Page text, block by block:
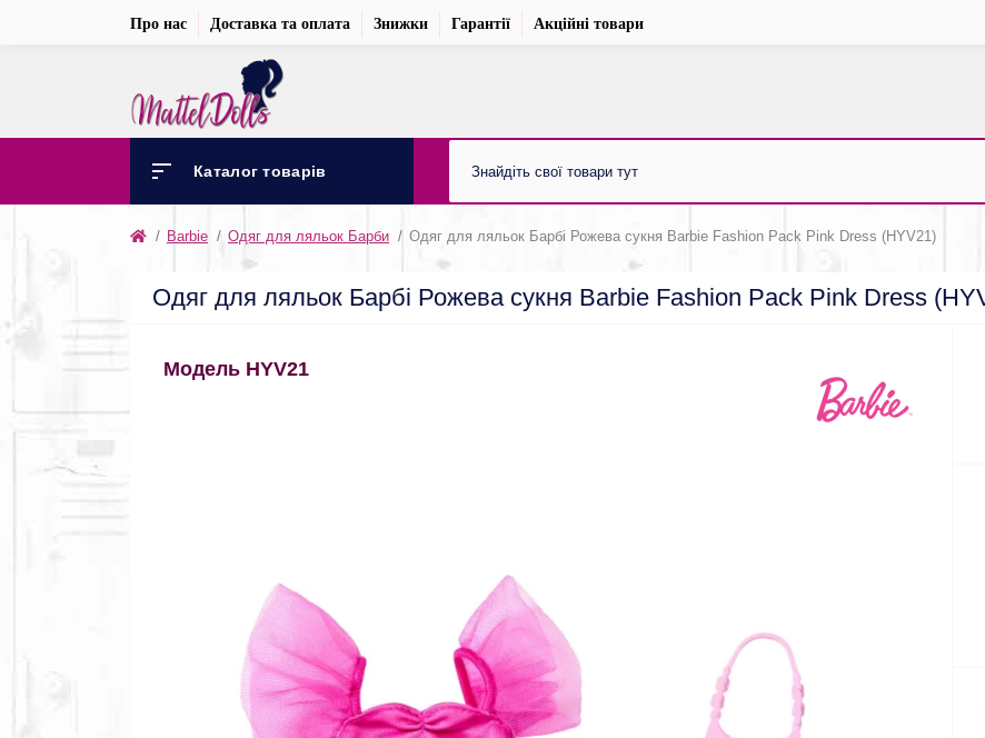
Про нас Доставка та оплата Знижки Гарантії Акційні товари
Каталог товарів
Barbie Одяг для ляльок Барби Одяг для ляльок Барбі Рожева сукня Barbie Fashion Pack Pink Dress (HYV21)
Одяг для ляльок Барбі Рожева сукня Barbie Fashion Pack Pink Dress
Модель HYV21